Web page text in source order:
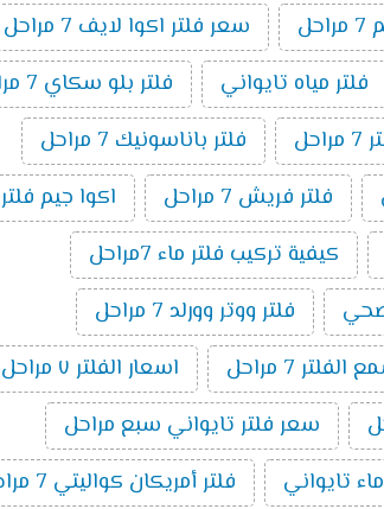
سعر فلتر اكوا لايف 7 مراحل
فلتر مياه تايواني
فلتر بلو سكاي 7 مراحل
فلتر باناسونيك 7 مراحل
فلتر فريش 7 مراحل
اكوا جيم فلتر
كيفية تركيب فلتر ماء 7مراحل
فلتر ووتر وورلد 7 مراحل
7 مراحل
اسعار الفلتر ٧ مراحل
سعر فلتر تايواني سبع مراحل
تايواني
فلتر أمريكان كواليتي 7 مراحل